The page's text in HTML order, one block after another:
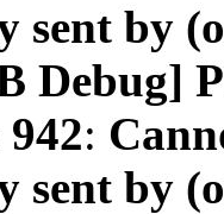
sent by
Debug]
942:
sent by